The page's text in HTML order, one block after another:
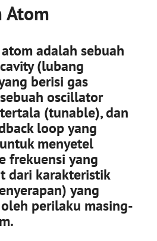
Atom
adalah sebuah
(lubang
berisi gas
oscillator
(tunable), dan
loop yang
menyetel
frekuensi yang
dari karakteristik
yang
perilaku masing-